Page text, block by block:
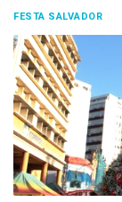
COLUNAS
FALE
CONOSCO
Copyright
2024
FESTA SALVADOR